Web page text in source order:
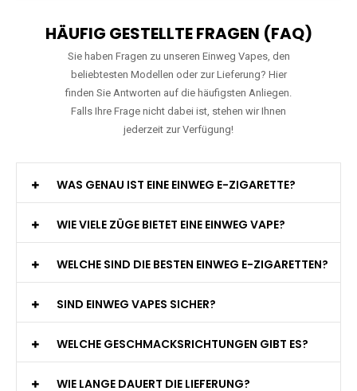
HÄUFIG GESTELLTE FRAGEN (FAQ)
Sie haben Fragen zu unseren Einweg Vapes, den
beliebtesten Modellen oder zur Lieferung? Hier
finden Sie Antworten auf die häufigsten Anliegen.
Falls Ihre Frage nicht dabei ist, stehen wir Ihnen
jederzeit zur Verfügung!
WAS GENAU IST EINE EINWEG E-ZIGARETTE?
WIE VIELE ZÜGE BIETET EINE EINWEG VAPE?
WELCHE SIND DIE BESTEN EINWEG E-ZIGARETTEN?
SIND EINWEG VAPES SICHER?
WELCHE GESCHMACKSRICHTUNGEN GIBT ES?
WIE LANGE DAUERT DIE LIEFERUNG?